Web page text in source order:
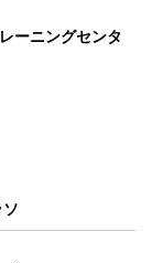
ーニングセンタ